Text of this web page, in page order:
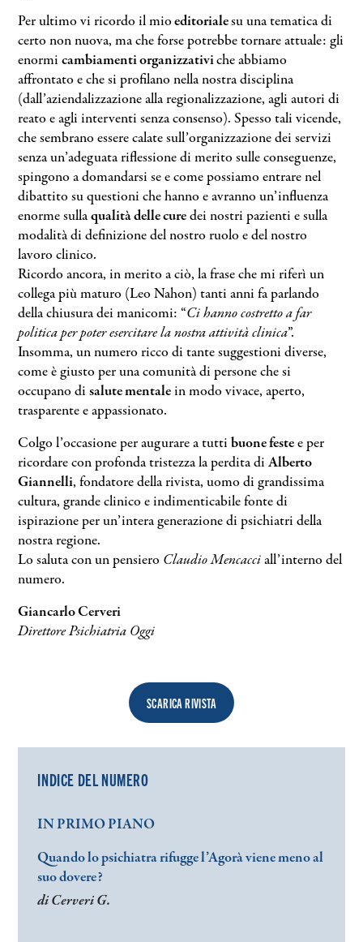
Per ultimo vi ricordo il mioeditorialesu una tematica di
certo non nuova, ma che forse potrebbe tornare attuale: gli
enormicambiamenti organizzativiche abbiamo
affrontato e che si profilano nella nostra disciplina
(dall’aziendalizzazione alla regionalizzazione, agli autori di
reato e agli interventi senza consenso). Spesso tali vicende,
che sembrano essere calate sull’organizzazione dei servizi
senza un’adeguata riflessione di merito sulle conseguenze,
spingono a domandarsi se e come possiamo entrare nel
dibattito su questioni che hanno e avranno un’influenza
enorme sullaqualità delle curedei nostri pazienti e sulla
modalità di definizione del nostro ruolo e del nostro
lavoro clinico.
Ricordo ancora, in merito a ciò, la frase che mi riferì un
collega più maturo (Leo Nahon) tanti anni fa parlando
della chiusura dei manicomi: “Ci hanno costretto a far
politica per poter esercitare la nostra attività clinica”.
Insomma, un numero ricco di tante suggestioni diverse,
come è giusto per una comunità di persone che si
occupano disalute mentalein modo vivace, aperto,
trasparente e appassionato.
Colgo l’occasione per augurare a tuttibuone festee per
ricordare con profonda tristezza la perdita diAlberto
Giannelli, fondatore della rivista, uomo di grandissima
cultura, grande clinico e indimenticabile fonte di
ispirazione per un’intera generazione di psichiatri della
nostra regione.
Lo saluta con un pensiero Claudio Mencacciall’interno del
numero.
Giancarlo Cerveri
Direttore Psichiatria Oggi
SCARICA RIVISTA
INDICE DEL NUMERO
IN PRIMO PIANO
Quando lo psichiatra rifugge l’Agorà viene meno al
suo dovere?
di Cerveri G.